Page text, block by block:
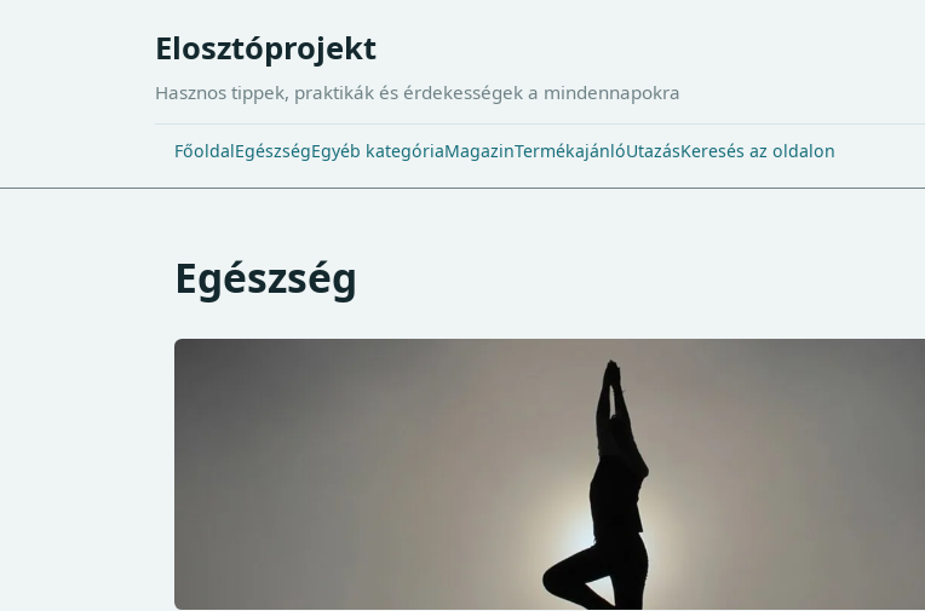
Elosztóprojekt
Hasznos tippek, praktikák és érdekességek a mindennapokra
FőoldalEgészségEgyéb kategóriaMagazinTermékajánlóUtazásKeresés az oldalon
Egészség